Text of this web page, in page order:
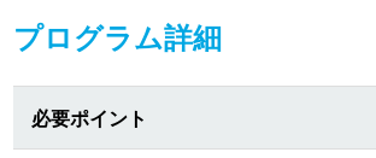
プログラム詳細
必要ポイント